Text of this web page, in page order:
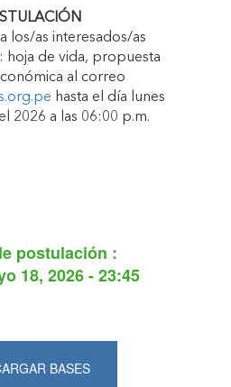
los/as interesados/as
hoja de vida, propuesta
al correo
hasta el día lunes
2026 a las 06:00 p.m.
postulación :
18, 2026 - 23:45
BASES